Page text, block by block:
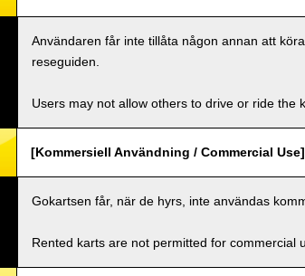
Användaren får inte tillåta någon annan att
reseguiden.
Users may not allow others to drive or ride the
[Kommersiell Användning / Commercial Use]
Gokartsen får, när de hyrs, inte användas
Rented karts are not permitted for commercial